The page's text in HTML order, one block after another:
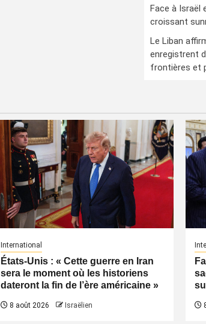
Face à Israël
croissant
Le Liban
enregistrent
frontières et
International
États-Unis : « Cette guerre en Iran
sera le moment où les historiens
dateront la fin de l’ère américaine »
8 août 2026 Israëlien